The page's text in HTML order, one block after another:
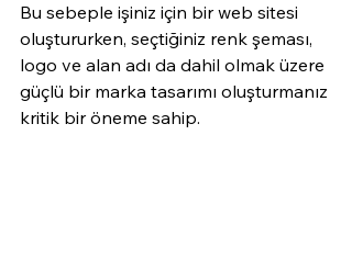
Bu sebeple işiniz için bir web sitesi
oluştururken, seçtiğiniz renk şeması,
logo ve alan adı da dahil olmak üzere
güçlü bir marka tasarımı oluşturmanız
kritik bir öneme sahip.